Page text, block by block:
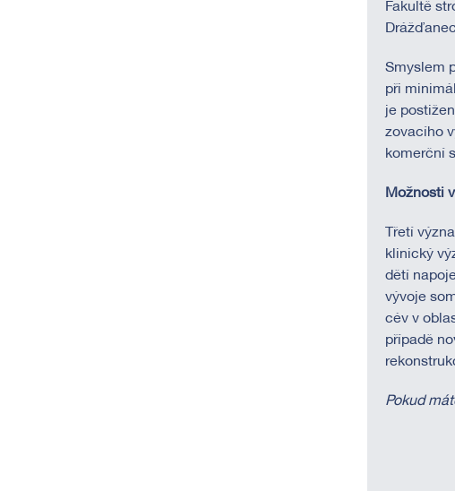
Fakultě
Smyslem
při
je
zovacího
komerční
Možnosti
Třetí
klinický
dětí
vývoje
cév v
případě
Pokud